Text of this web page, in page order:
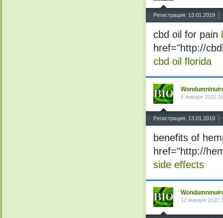
Регистрация: 13.01.2019
cbd oil for pain
href="http://
cbd oil florida
8 января 2020
Регистрация: 13.01.2019
benefits of
href="http://
side effects
12 января 2020